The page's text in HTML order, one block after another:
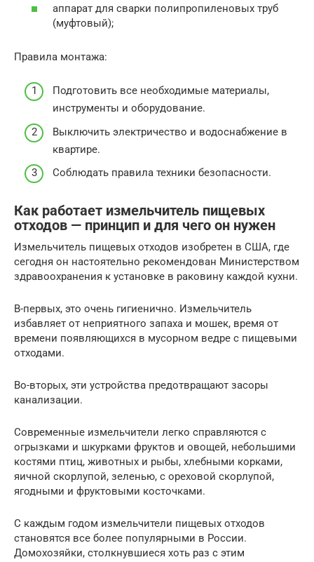
аппарат для сварки полипропиленовых труб
(муфтовый);
Правила монтажа:
Подготовить все необходимые материалы,
инструменты и оборудование.
Выключить электричество и водоснабжение в
квартире.
Соблюдать правила техники безопасности.
Как работает измельчитель пищевых
отходов — принцип и для чего он нужен
Измельчитель пищевых отходов изобретен в США, где
сегодня он настоятельно рекомендован Министерством
здравоохранения к установке в раковину каждой кухни.
В-первых, это очень гигиенично. Измельчитель
избавляет от неприятного запаха и мошек, время от
времени появляющихся в мусорном ведре с пищевыми
отходами.
Во-вторых, эти устройства предотвращают засоры
канализации.
Современные измельчители легко справляются с
огрызками и шкурками фруктов и овощей, небольшими
костями птиц, животных и рыбы, хлебными корками,
яичной скорлупой, зеленью, с ореховой скорлупой,
ягодными и фруктовыми косточками.
С каждым годом измельчители пищевых отходов
становятся все более популярными в России.
Домохозяйки, столкнувшиеся хоть раз с этим